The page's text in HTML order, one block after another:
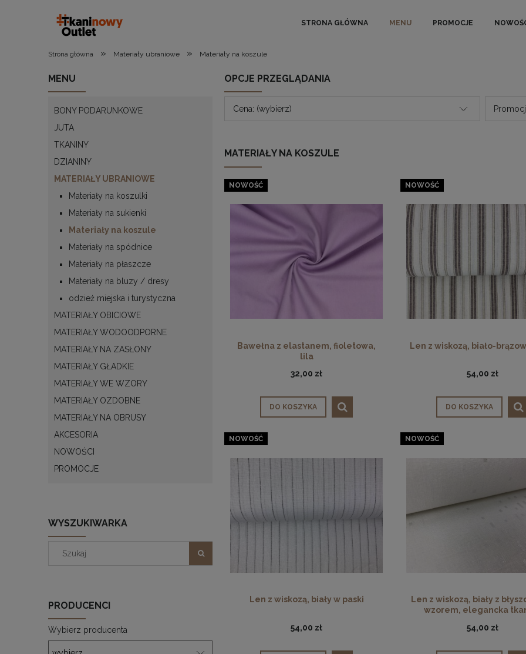
STRONA GŁÓWNA MENU PROMOCJE
Strona główna » Materiały ubraniowe » Materiały na koszule
MENU
BONY PODARUNKOWE
JUTA
TKANINY
DZIANINY
MATERIAŁY UBRANIOWE
Materiały na koszulki
Materiały na sukienki
Materiały na koszule
Materiały na spódnice
Materiały na płaszcze
Materiały na bluzy / dresy
odzież miejska i turystyczna
MATERIAŁY OBICIOWE
MATERIAŁY WODOODPORNE
MATERIAŁY NA ZASŁONY
MATERIAŁY GŁADKIE
MATERIAŁY WE WZORY
MATERIAŁY OZDOBNE
MATERIAŁY NA OBRUSY
AKCESORIA
NOWOŚCI
PROMOCJE
WYSZUKIWARKA
PRODUCENCI
Wybierz producenta
OPCJE PRZEGLĄDANIA
Cena: (wybierz)
MATERIAŁY NA KOSZULE
Bawełna z elastanem, fioletowa,
lila
32,00 zł
DO KOSZYKA
NOWOŚĆ
Len z wiskozą, biało-
54,00 zł
DO KOSZYKA
NOWOŚĆ
Len z wiskozą, biały w paski
54,00 zł
NOWOŚĆ
Len z wiskozą, biały z
wzorem, elegancka
54,00 zł
NOWOŚĆ